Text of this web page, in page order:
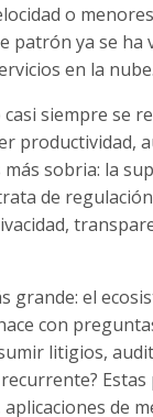
o
patrón ya se
en la nube.
siempre se
productividad,
sobria: la
de
grande: el
con
litigios,
de